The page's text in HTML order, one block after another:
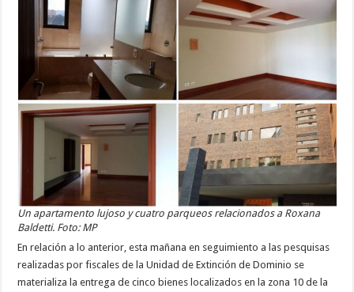
Un apartamento lujoso y cuatro parqueos relacionados a Roxana
Baldetti. Foto: MP
En relación a lo anterior, esta mañana en seguimiento a las pesquisas
realizadas por fiscales de la Unidad de Extinción de Dominio se
materializa la entrega de cinco bienes localizados en la zona 10 de la